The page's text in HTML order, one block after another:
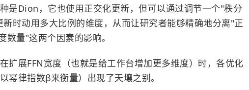
是Dion，它也使用正交化更新，但可以通过调节一个"秩分
时动用多大比例的维度，从而让研究者能够精确地分离"正
数量"这两个因素的影响。
扩展FFN宽度（也就是给工作台增加更多维度）时，各优化
幂律指数β来衡量）出现了天壤之别。